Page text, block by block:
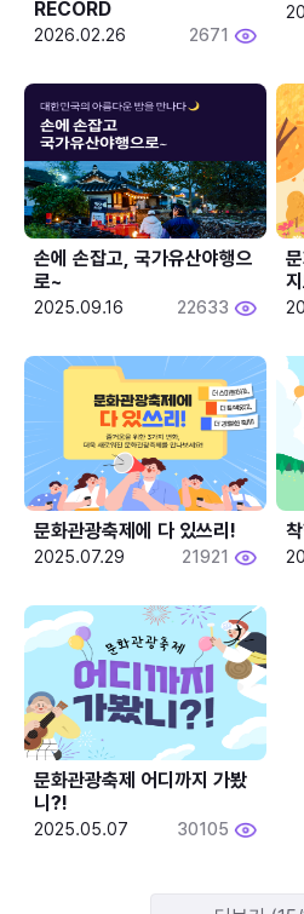
RECORD
2026.02.26 2671
손에 손잡고, 국가유산야행으
로~
2025.09.16 22633
문화관광축제에 다 있쓰리!
2025.07.29 21921
문화관광축제 어디까지 가봤
니?!
2025.05.07 30105